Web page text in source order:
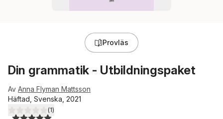
Provläs
Din grammatik - Utbildningspaket
Av Anna Flyman Mattsson
Häftad, Svenska, 2021
5,0utav 5 stjärnor. Totalt antal röster:
(1)